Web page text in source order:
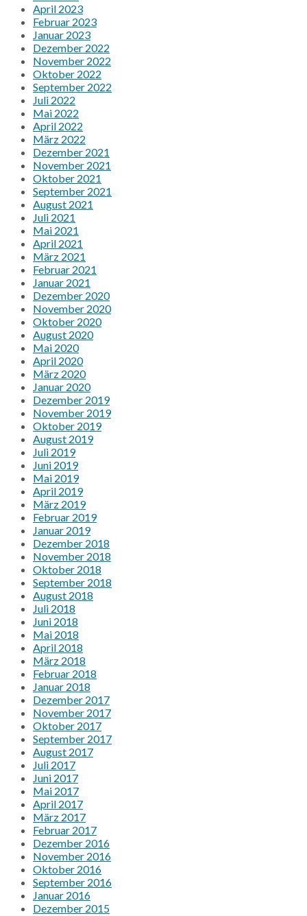
April 2023
Februar 2023
Januar 2023
Dezember 2022
November 2022
Oktober 2022
September 2022
Juli 2022
Mai 2022
April 2022
März 2022
Dezember 2021
November 2021
Oktober 2021
September 2021
August 2021
Juli 2021
Mai 2021
April 2021
März 2021
Februar 2021
Januar 2021
Dezember 2020
November 2020
Oktober 2020
August 2020
Mai 2020
April 2020
März 2020
Januar 2020
Dezember 2019
November 2019
Oktober 2019
August 2019
Juli 2019
Juni 2019
Mai 2019
April 2019
März 2019
Februar 2019
Januar 2019
Dezember 2018
November 2018
Oktober 2018
September 2018
August 2018
Juli 2018
Juni 2018
Mai 2018
April 2018
März 2018
Februar 2018
Januar 2018
Dezember 2017
November 2017
Oktober 2017
September 2017
August 2017
Juli 2017
Juni 2017
Mai 2017
April 2017
März 2017
Februar 2017
Dezember 2016
November 2016
Oktober 2016
September 2016
Januar 2016
Dezember 2015